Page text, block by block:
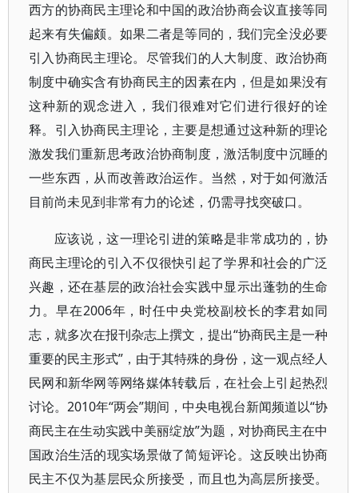
西方的协商民主理论和中国的政治协商会议直接等同
起来有失偏颇。如果二者是等同的，我们完全没必要
引入协商民主理论。尽管我们的人大制度、政治协商
制度中确实含有协商民主的因素在内，但是如果没有
这种新的观念进入，我们很难对它们进行很好的诠
释。引入协商民主理论，主要是想通过这种新的理论
激发我们重新思考政治协商制度，激活制度中沉睡的
一些东西，从而改善政治运作。当然，对于如何激活
目前尚未见到非常有力的论述，仍需寻找突破口。
应该说，这一理论引进的策略是非常成功的，协
商民主理论的引入不仅很快引起了学界和社会的广泛
兴趣，还在基层的政治社会实践中显示出蓬勃的生命
力。早在2006年，时任中央党校副校长的李君如同
志，就多次在报刊杂志上撰文，提出“协商民主是一种
重要的民主形式”，由于其特殊的身份，这一观点经人
民网和新华网等网络媒体转载后，在社会上引起热烈
讨论。2010年“两会”期间，中央电视台新闻频道以“协
商民主在生动实践中美丽绽放”为题，对协商民主在中
国政治生活的现实场景做了简短评论。这反映出协商
民主不仅为基层民众所接受，而且也为高层所接受。